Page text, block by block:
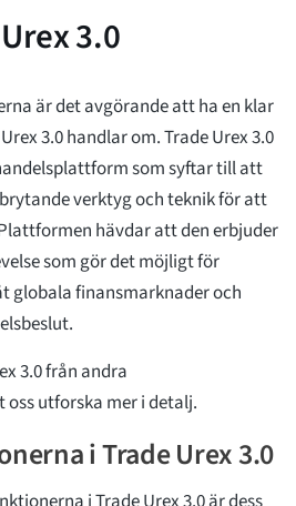
3.0
är det avgörande att ha en klar
3.0 handlar om. Trade Urex 3.0
som syftar till att
verktyg och teknik för att
hävdar att den erbjuder
som gör det möjligt för
globala finansmarknader och
3.0 från andra
utforska mer i detalj.
i Trade Urex 3.0